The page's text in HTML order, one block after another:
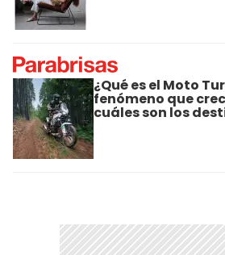
¿Qué es el Moto
fenómeno que
cuáles son los